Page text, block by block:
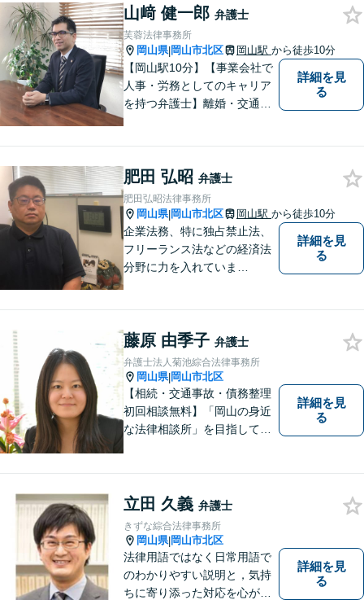
山﨑 健一郎 弁護士
芙蓉法律事務所
岡山県|岡山市北区 岡山駅 から徒歩10分
【岡山駅10分】【事業会社で
人事・労務としてのキャリア
を持つ弁護士】離婚・交通事
とお話をうかがうことを心掛
けています。必要に応じ、他
士業と連携して解決を図りま
す。
詳細を見
る
肥田 弘昭 弁護士
肥田弘昭法律事務所
岡山県|岡山市北区 岡山駅 から徒歩10分
企業法務、特に独占禁止法、
フリーランス法などの経済法
分野に力を入れていま
詳細を見
る
藤原 由季子 弁護士
弁護士法人菊池綜合法律事務所
岡山県|岡山市北区
【相続・交通事故・債務整理
初回相談無料】「岡山の身近
な法律相談所」を目指してい
んなささいなことでも構いま
せん。お気軽にご相談くださ
い。【土曜日も受付可能】
【専用駐車場あり】
詳細を見
る
立田 久義 弁護士
きずな綜合法律事務所
岡山県|岡山市北区
法律用語ではなく日常用語で
のわかりやすい説明と，気持
ちに寄り添った対応を心がけ
詳細を見
る